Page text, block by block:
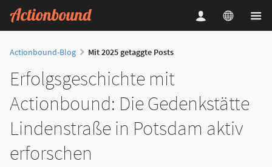
Actionbound-Blog Mit 2025 getaggte Posts
Erfolgsgeschichte mit
Actionbound: Die Gedenkstätte
Lindenstraße in Potsdam aktiv
erforschen